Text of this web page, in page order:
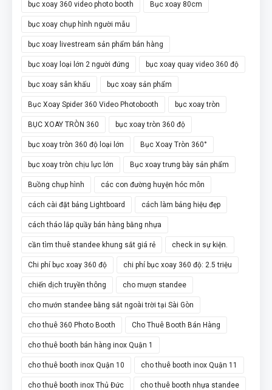
bục xoay 360 video photo booth Bục xoay 80cm
bục xoay chụp hình người mẫu
bục xoay livestream sản phẩm bán hàng
bục xoay loại lớn 2 người đứng bục xoay quay video 360 độ
bục xoay sân khấu bục xoay sản phẩm
Bục Xoay Spider 360 Video Photobooth bục xoay tròn
BỤC XOAY TRÒN 360 bục xoay tròn 360 độ
bục xoay tròn 360 độ loại lớn Bục Xoay Tròn 360°
bục xoay tròn chịu lực lớn Bục xoay trưng bày sản phẩm
Buồng chụp hình các con đường huyện hóc môn
cách cài đặt bảng Lightboard cách làm bảng hiệu đẹp
cách tháo lắp quầy bán hàng bằng nhựa
cần tìm thuê standee khung sắt giá rẻ check in sự kiện.
Chi phí bục xoay 360 độ chi phí bục xoay 360 độ: 2.5 triệu
chiến dịch truyền thông cho mượn standee
cho mướn standee bằng sắt ngoài trời tại Sài Gòn
cho thuê 360 Photo Booth Cho Thuê Booth Bán Hàng
cho thuê booth bán hàng inox Quận 1
cho thuê booth inox Quận 10 cho thuê booth inox Quận 11
cho thuê booth inox Thủ Đức cho thuê booth nhựa standee